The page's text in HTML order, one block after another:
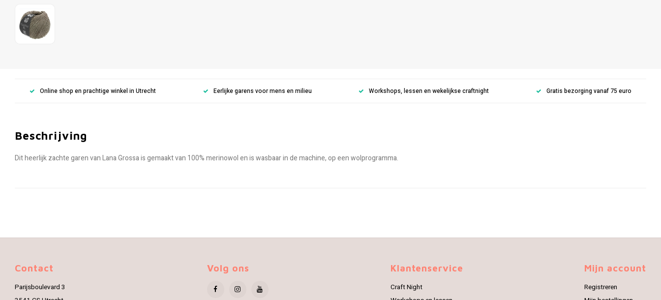
Online shop en prachtige winkel in Utrecht Eerlijke garens voor mens en milieu Workshops, lessen en wekelijkse craftnight Gratis bezorging vanaf 75 euro
Beschrijving
Dit heerlijk zachte garen van Lana Grossa is gemaakt van 100% merinowol en is wasbaar in de machine, op een wolprogramma.
Contact
Parijsboulevard 3
Volg ons Klantenservice
Craft Night
Mijn account
Registreren